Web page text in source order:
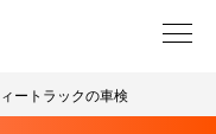
ートラックの車検